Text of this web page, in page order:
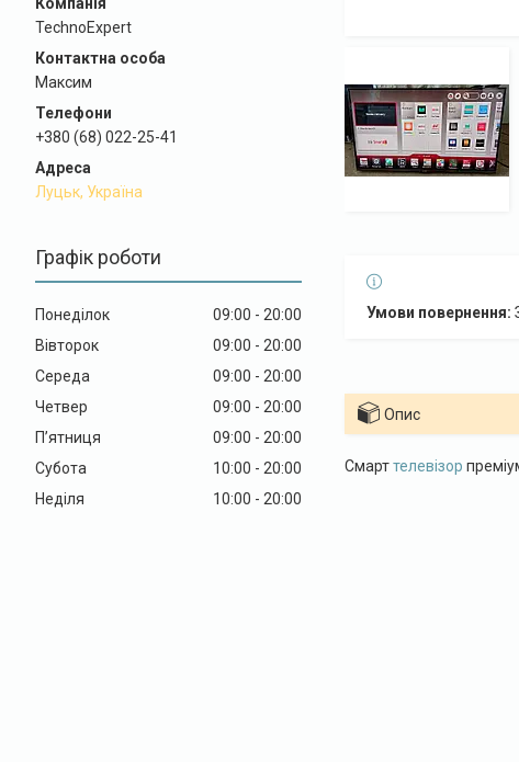
TechnoExpert
Максим
+380 (68) 022-25-41
Луцьк, Україна
Графік роботи
Понеділок 09:00
20:00
Вівторок
09:00
20:00
Середа
09:00
20:00
Четвер
09:00
20:00
Пʼятниця
09:00
20:00
Субота
10:00
20:00
Неділя
10:00 20:00
Опис
Смарттелевізор